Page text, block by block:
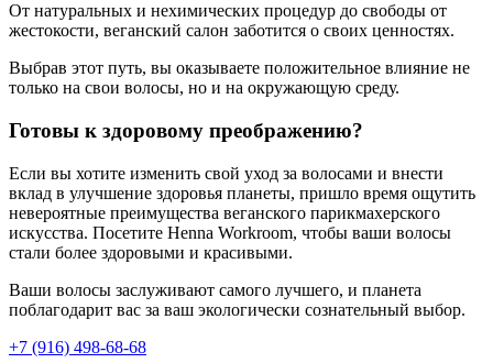
От натуральных и нехимических процедур до свободы от
жестокости, веганский салон заботится о своих ценностях.
Выбрав этот путь, вы оказываете положительное влияние не
только на свои волосы, но и на окружающую среду.
Готовы к здоровому преображению?
Если вы хотите изменить свой уход за волосами и внести
вклад в улучшение здоровья планеты, пришло время ощутить
невероятные преимущества веганского парикмахерского
искусства. Посетите Henna Workroom, чтобы ваши волосы
стали более здоровыми и красивыми.
Ваши волосы заслуживают самого лучшего, и планета
поблагодарит вас за ваш экологически сознательный выбор.
+7 (916) 498-68-68